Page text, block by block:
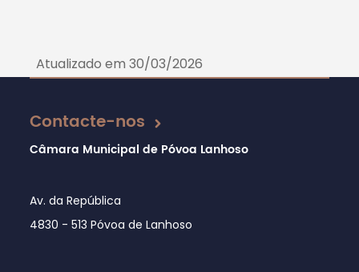
Atualizado em 30/03/2026
Contacte-nos
Câmara Municipal de Póvoa Lanhoso
Av. da República
4830 - 513 Póvoa de Lanhoso